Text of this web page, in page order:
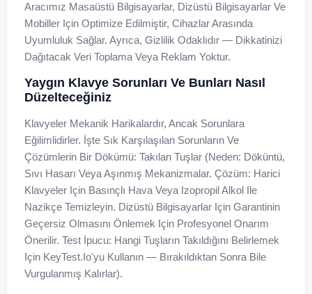
Aracımız Masaüstü Bilgisayarlar, Dizüstü Bilgisayarlar Ve
Mobiller Için Optimize Edilmiştir, Cihazlar Arasında
Uyumluluk Sağlar. Ayrıca, Gizlilik Odaklıdır — Dikkatinizi
Dağıtacak Veri Toplama Veya Reklam Yoktur.
Yaygın Klavye Sorunları Ve Bunları Nasıl
Düzelteceğiniz
Klavyeler Mekanik Harikalardır, Ancak Sorunlara
Eğilimlidirler. İşte Sık Karşılaşılan Sorunların Ve
Çözümlerin Bir Dökümü: Takılan Tuşlar (Neden: Döküntü,
Sıvı Hasarı Veya Aşınmış Mekanizmalar. Çözüm: Harici
Klavyeler Için Basınçlı Hava Veya Izopropil Alkol Ile
Nazikçe Temizleyin. Dizüstü Bilgisayarlar Için Garantinin
Geçersiz Olmasını Önlemek Için Profesyonel Onarım
Önerilir. Test İpucu: Hangi Tuşların Takıldığını Belirlemek
Için KeyTest.io'yu Kullanın — Bırakıldıktan Sonra Bile
Vurgulanmış Kalırlar).